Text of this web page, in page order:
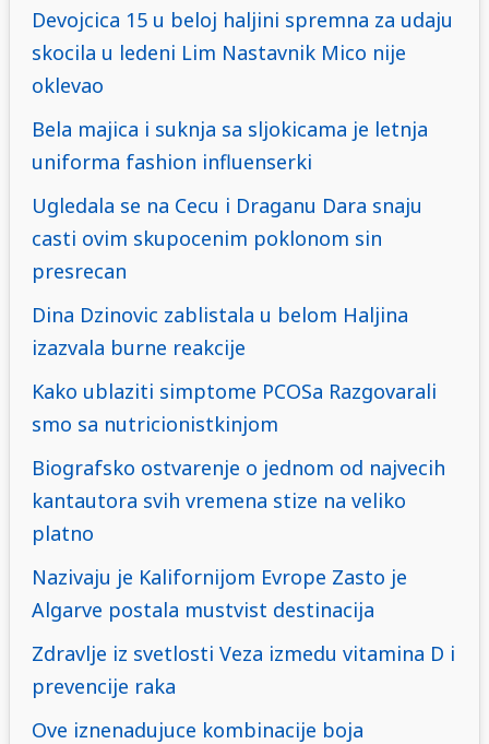
Devojcica 15 u beloj haljini spremna za udaju
skocila u ledeni Lim Nastavnik Mico nije
oklevao
Bela majica i suknja sa sljokicama je letnja
uniforma fashion influenserki
Ugledala se na Cecu i Draganu Dara snaju
casti ovim skupocenim poklonom sin
presrecan
Dina Dzinovic zablistala u belom Haljina
izazvala burne reakcije
Kako ublaziti simptome PCOSa Razgovarali
smo sa nutricionistkinjom
Biografsko ostvarenje o jednom od najvecih
kantautora svih vremena stize na veliko
platno
Nazivaju je Kalifornijom Evrope Zasto je
Algarve postala mustvist destinacija
Zdravlje iz svetlosti Veza izmedu vitamina D i
prevencije raka
Ove iznenadujuce kombinacije boja